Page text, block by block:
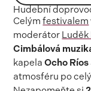
Hudební
Celýmfestivalem
moderátor Luděk
Cimbálová
kapelaOcho Ríos
atmosféru po